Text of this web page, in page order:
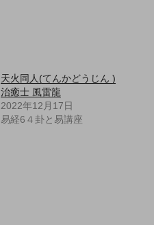
天火同人(てんかどうじん )
治癒士 風雷龍
2022年12月17日
易経6４卦と易講座